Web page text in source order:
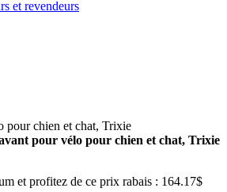
et revendeurs
pour vélo pour chien et chat, Trixie
et profitez de ce prix rabais : 164.17$